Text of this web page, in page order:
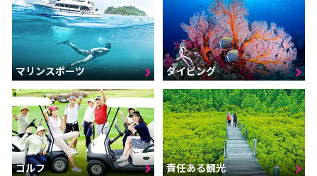
マリンスポーツ ダイビング
ゴルフ 責任ある観光